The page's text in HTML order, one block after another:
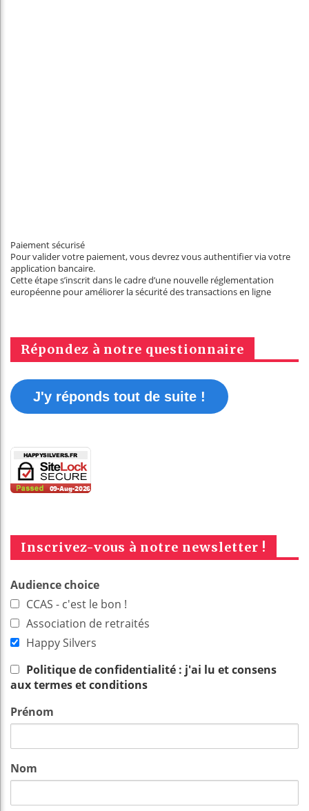
Paiement sécurisé
Pour valider votre paiement, vous devrez vous authentifier via votre
application bancaire.
Cette étape s’inscrit dans le cadre d’une nouvelle réglementation
européenne pour améliorer la sécurité des transactions en ligne
Répondez à notre questionnaire
J'y réponds tout de suite !
Inscrivez-vous à notre newsletter !
Audience choice
CCAS - c'est le bon !
Association de retraités
Happy Silvers
Politique de confidentialité : j'ai lu et consens
aux termes et conditions
Prénom
Nom